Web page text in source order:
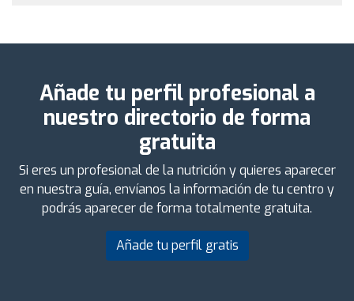
Añade tu perfil profesional a
nuestro directorio de forma
gratuita
Si eres un profesional de la nutrición y quieres aparecer
en nuestra guía, envíanos la información de tu centro y
podrás aparecer de forma totalmente gratuita.
Añade tu perfil gratis